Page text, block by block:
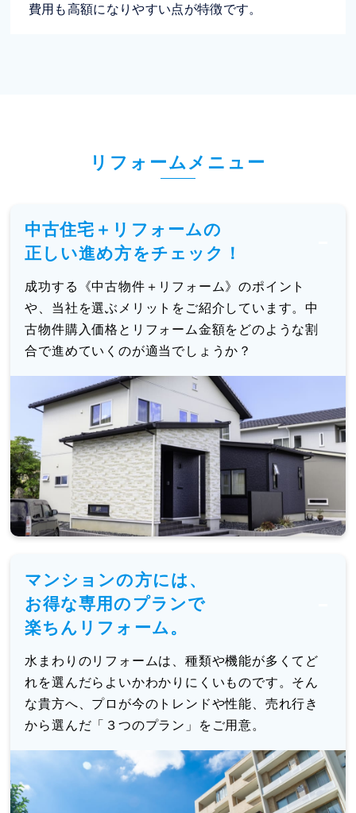
費用も高額になりやすい点が特徴です。
リフォームメニュー
中古住宅＋リフォームの
正しい進め方をチェック！
成功する《中古物件＋リフォーム》のポイント
や、当社を選ぶメリットをご紹介しています。中
古物件購入価格とリフォーム金額をどのような割
合で進めていくのが適当でしょうか？
マンションの方には、
お得な専用のプランで
楽ちんリフォーム。
水まわりのリフォームは、種類や機能が多くてど
れを選んだらよいかわかりにくいものです。そん
な貴方へ、プロが今のトレンドや性能、売れ行き
から選んだ「３つのプラン」をご用意。